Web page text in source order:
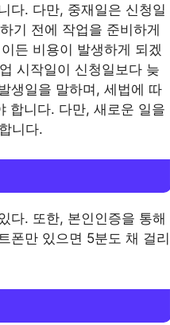
다. 다만, 중재일은 신청일
기 전에 작업을 준비하게
든 비용이 발생하게 되겠
시작일이 신청일보다 늦
생일을 말하며, 세법에 따
합니다. 다만, 새로운 일을
니다.
다. 또한, 본인인증을 통해
폰만 있으면 5분도 채 걸리